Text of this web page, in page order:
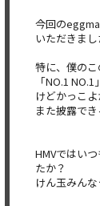
今回の
いただきまし
特に、僕の
「NO.1
けどかっこ
また披露で
HMVではい
たか？
けん玉みん